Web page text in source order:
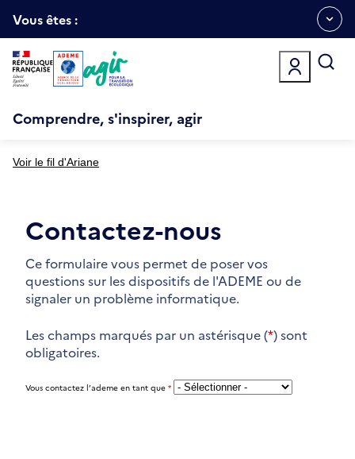
au
Ouvrir
le
menu
espace
Vous êtes :
Comprendre, s'inspirer, agir
Voir le fil d'Ariane
Contactez-nous
Ce formulaire vous permet de poser vos
questions sur les dispositifs de l'ADEME ou de
signaler un problème informatique.
Les champs marqués par un astérisque (*) sont
obligatoires.
Vous contactez l’ademe en tant que *